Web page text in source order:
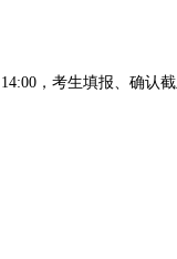
，考生填报、确认截